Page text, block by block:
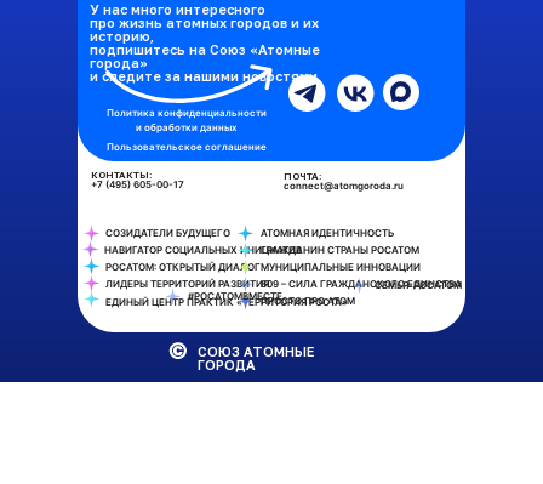
У нас много интересного
про жизнь атомных городов и их
историю,
подпишитесь на Союз «Атомные
города»
и следите за нашими новостями
ПОЧТА:
connect@atomgoroda.ru
КОНТАКТЫ:
+7 (495) 605-00-17
СОЮЗ АТОМНЫЕ
ГОРОДА
СОЗИДАТЕЛИ БУДУЩЕГО
ЛИДЕРЫ ТЕРРИТОРИЙ РАЗВИТИЯ
ЕДИНЫЙ ЦЕНТР ПРАКТИК «ТЕРРИТОРИЯ РОСТА»
НАВИГАТОР СОЦИАЛЬНЫХ ИНИЦИАТИВ
РОСАТОМ: ОТКРЫТЫЙ ДИАЛОГ
АТОМНАЯ ИДЕНТИЧНОСТЬ
ГРАЖДАНИН СТРАНЫ РОСАТОМ
МУНИЦИПАЛЬНЫЕ ИННОВАЦИИ
ПРОСТО ПРО АТОМ
809 – СИЛА ГРАЖДАНСКОГО ЕДИНСТВА
#РОСАТОМВМЕСТЕ
СЕМЬЯ-РОСАТОМ
Политика конфиденциальности
и обработки данных
Пользовательское соглашение